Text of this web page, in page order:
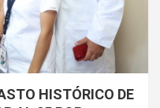
HISTÓRICO DE